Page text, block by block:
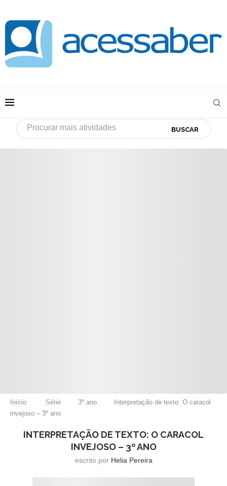
BUSCAR
Início Série 3º ano
Interpretação de texto: O caracol
invejoso – 3º ano
INTERPRETAÇÃO DE TEXTO: O CARACOL
INVEJOSO – 3º ANO
escrito por Helia Pereira